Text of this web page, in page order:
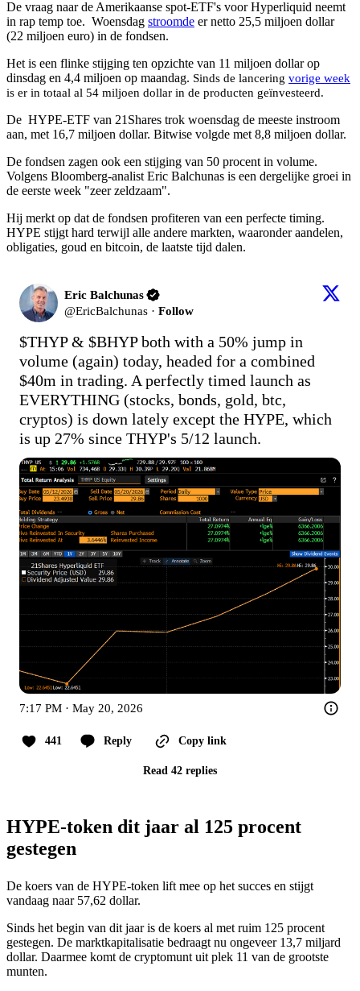
De vraag naar de Amerikaanse spot-ETF's voor Hyperliquid neemt
in rap temp toe. Woensdag stroomde er netto 25,5 miljoen dollar
(22 miljoen euro) in de fondsen.
Het is een flinke stijging ten opzichte van 11 miljoen dollar op
dinsdag en 4,4 miljoen op maandag. Sinds de lancering vorige week
is er in totaal al 54 miljoen dollar in de producten geïnvesteerd.
De HYPE-ETF van 21Shares trok woensdag de meeste instroom
aan, met 16,7 miljoen dollar. Bitwise volgde met 8,8 miljoen dollar.
De fondsen zagen ook een stijging van 50 procent in volume.
Volgens Bloomberg-analist Eric Balchunas is een dergelijke groei in
de eerste week "zeer zeldzaam".
Hij merkt op dat de fondsen profiteren van een perfecte timing.
HYPE stijgt hard terwijl alle andere markten, waaronder aandelen,
obligaties, goud en bitcoin, de laatste tijd dalen.
Eric Balchunas
@EricBalchunas · Follow
$THYP & $BHYP both with a 50% jump in
volume (again) today, headed for a combined
$40m in trading. A perfectly timed launch as
EVERYTHING (stocks, bonds, gold, btc,
cryptos) is down lately except the HYPE, which
is up 27% since THYP's 5/12 launch.
7:17 PM · May 20, 2026
441 Reply Copy link
Read 42 replies
HYPE-token dit jaar al 125 procent
gestegen
De koers van de HYPE-token lift mee op het succes en stijgt
vandaag naar 57,62 dollar.
Sinds het begin van dit jaar is de koers al met ruim 125 procent
gestegen. De marktkapitalisatie bedraagt nu ongeveer 13,7 miljard
dollar. Daarmee komt de cryptomunt uit plek 11 van de grootste
munten.